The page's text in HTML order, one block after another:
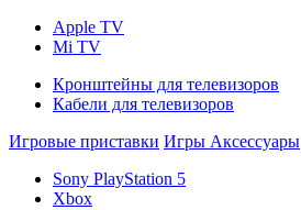
Apple TV
Mi TV
Кронштейны для телевизоров
Кабели для телевизоров
Игровые приставки Игры Аксессуары
Sony PlayStation 5
Xbox